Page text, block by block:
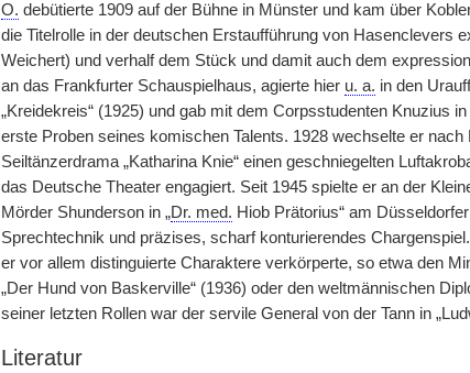
O. debütierte 1909 auf der Bühne in Münster und kam über
die Titelrolle in der deutschen Erstaufführung von Hasenclevers
Weichert) und verhalf dem Stück und damit auch dem
an das Frankfurter Schauspielhaus, agierte hier u. a. in den
„Kreidekreis“ (1925) und gab mit dem Corpsstudenten Knuzius
erste Proben seines komischen Talents. 1928 wechselte er
Seiltänzerdrama „Katharina Knie“ einen geschniegelten
das Deutsche Theater engagiert. Seit 1945 spielte er an der
Mörder Shunderson in „Dr. med. Hiob Prätorius“ am
Sprechtechnik und präzises, scharf konturierendes
er vor allem distinguierte Charaktere verkörperte, so etwa den
„Der Hund von Baskerville“ (1936) oder den weltmännischen
seiner letzten Rollen war der servile General von der Tann in
Literatur